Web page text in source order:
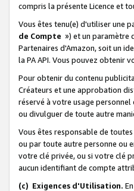
compris la présente Licence et
Vous êtes tenu(e) d'utiliser une
de Compte ») et un paramètre
Partenaires d'Amazon, soit un
la PA API. Vous pouvez obtenir
Pour obtenir du contenu
Créateurs et une approbation
réservé à votre usage
ou divulguer de toute autre
Vous êtes responsable de
ou par toute autre personne ou
votre clé privée, ou si votre clé
aucun identifiant de compte
(c) Exigences d'Utilisation.